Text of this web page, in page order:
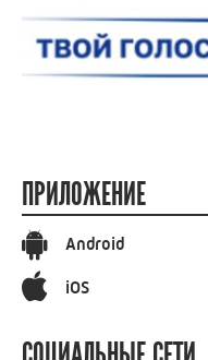
ПРИЛОЖЕНИЕ
Android
iOS